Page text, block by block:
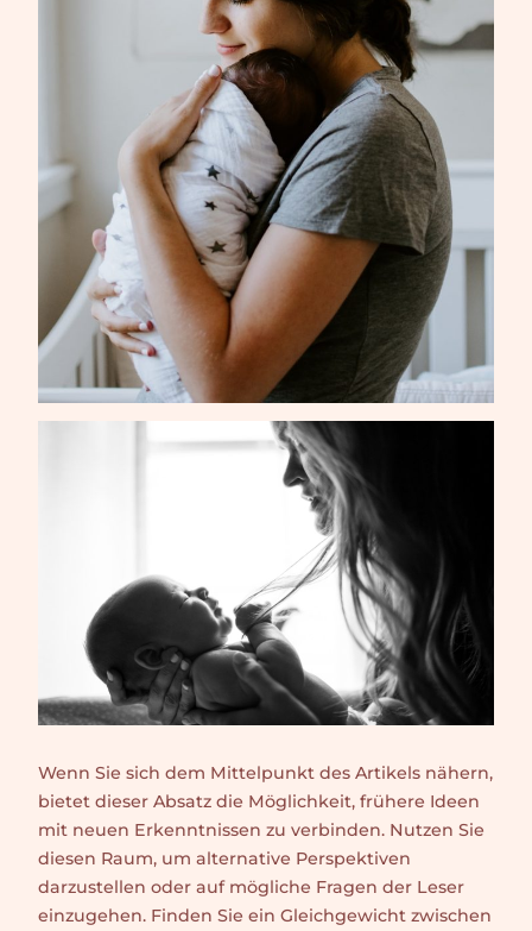
Wenn Sie sich dem Mittelpunkt des Artikels nähern,
bietet dieser Absatz die Möglichkeit, frühere Ideen
mit neuen Erkenntnissen zu verbinden. Nutzen Sie
diesen Raum, um alternative Perspektiven
darzustellen oder auf mögliche Fragen der Leser
einzugehen. Finden Sie ein Gleichgewicht zwischen